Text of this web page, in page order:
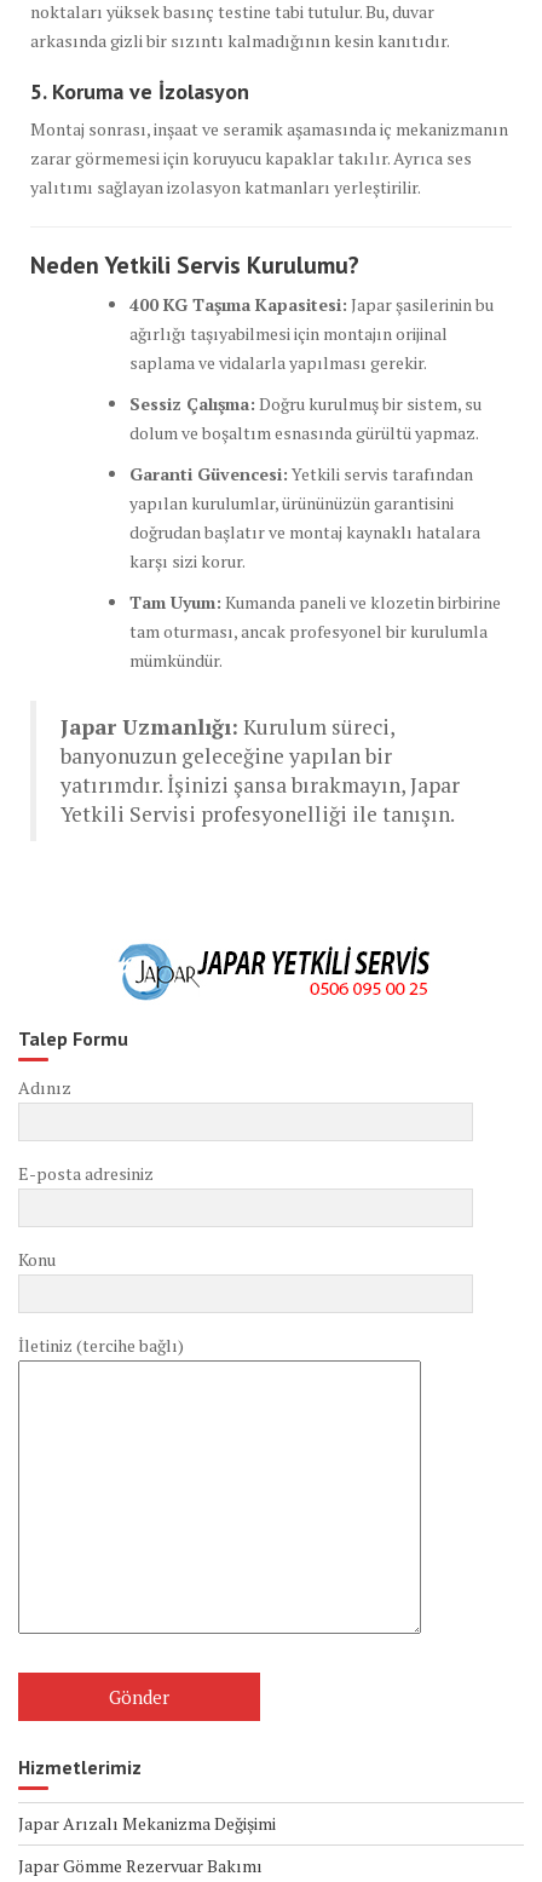
noktaları yüksek basınç testine tabi tutulur. Bu, duvar
arkasında gizli bir sızıntı kalmadığının kesin kanıtıdır.
5. Koruma ve İzolasyon
Montaj sonrası, inşaat ve seramik aşamasında iç mekanizmanın
zarar görmemesi için koruyucu kapaklar takılır. Ayrıca ses
yalıtımı sağlayan izolasyon katmanları yerleştirilir.
Neden Yetkili Servis Kurulumu?
400 KG Taşıma Kapasitesi: Japar şasilerinin bu
ağırlığı taşıyabilmesi için montajın orijinal
saplama ve vidalarla yapılması gerekir.
Sessiz Çalışma: Doğru kurulmuş bir sistem, su
dolum ve boşaltım esnasında gürültü yapmaz.
Garanti Güvencesi: Yetkili servis tarafından
yapılan kurulumlar, ürününüzün garantisini
doğrudan başlatır ve montaj kaynaklı hatalara
karşı sizi korur.
Tam Uyum: Kumanda paneli ve klozetin birbirine
tam oturması, ancak profesyonel bir kurulumla
mümkündür.
Japar Uzmanlığı: Kurulum süreci,
banyonuzun geleceğine yapılan bir
yatırımdır. İşinizi şansa bırakmayın, Japar
Yetkili Servisi profesyonelliği ile tanışın.
Talep Formu
Adınız
E-posta adresiniz
Konu
İletiniz (tercihe bağlı)
Hizmetlerimiz
Japar Arızalı Mekanizma Değişimi
Japar Gömme Rezervuar Bakımı